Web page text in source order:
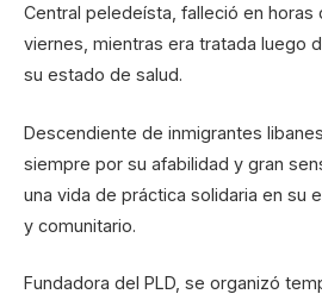
Central peledeísta, falleció en horas
viernes, mientras era tratada luego
su estado de salud.
Descendiente de inmigrantes
siempre por su afabilidad y gran
una vida de práctica solidaria en su
y comunitario.
Fundadora del PLD, se organizó